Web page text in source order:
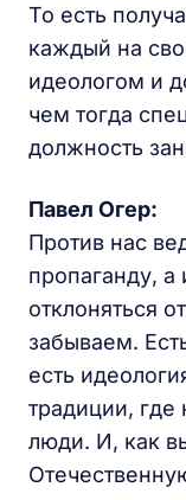
То есть
каждый на
идеологом и
чем тогда
должность
Павел Огер:
Против нас
пропаганду,
отклоняться
забываем.
есть
традиции,
люди. И, как